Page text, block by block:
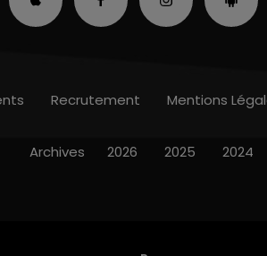
Recrutement Mentions
Archives 2026 2025 2024